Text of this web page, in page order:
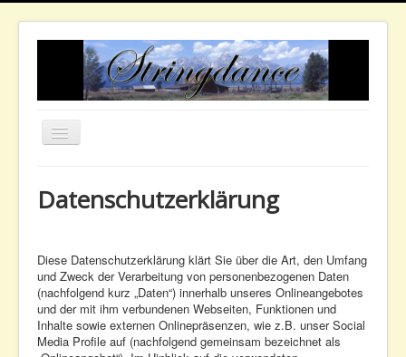
Navigation
an/aus
Band
Medien
Galerie
Kontakt
Datenschutzerklärung
Diese Datenschutzerklärung klärt Sie über die Art, den Umfang
und Zweck der Verarbeitung von personenbezogenen Daten
(nachfolgend kurz „Daten“) innerhalb unseres Onlineangebotes
und der mit ihm verbundenen Webseiten, Funktionen und
Inhalte sowie externen Onlinepräsenzen, wie z.B. unser Social
Media Profile auf (nachfolgend gemeinsam bezeichnet als